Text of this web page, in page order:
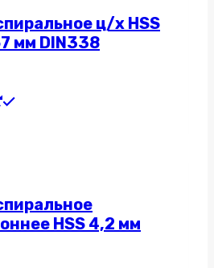
ц/х HSS
мм DIN338
HSS 4,2 мм